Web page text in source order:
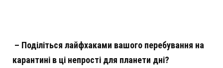
– Поділіться лайфхаками вашого перебування на
карантині в ці непрості для планети дні?